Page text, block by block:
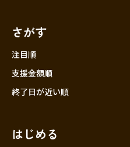
さがす
注目順
支援金額順
終了日が近い順
はじめる